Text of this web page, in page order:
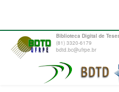
Biblioteca Digital de
(81) 3320-6179
bdtd.bc@ufrpe.br